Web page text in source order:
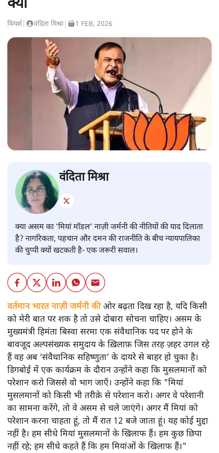
क्यों
विमर्श वंदिता मिश्रा 1 FEB, 2026
वंदिता मिश्रा
क्या असम का ‘मियां मॉडल’ नाज़ी जर्मनी की नीतियों की याद दिलाता
है? नागरिकता, पहचान और दमन की राजनीति के बीच न्यायपालिका
की चुप्पी क्यों खटकती है- एक जरूरी सवाल।
वर्तमान भारत नाज़ी जर्मनी कीओर बढ़ता दिख रहा है, यदि किसी
को मेरी बात पर शक है तो उसे दोबारा सोचना चाहिए। असम के
मुख्यमंत्री हिमंता बिस्वा सरमा एक संवैधानिक पद पर होने के
बावजूद अल्पसंख्यक समुदाय के ख़िलाफ़ जिस तरह ज़हर उगल रहे
हैं वह अब ‘संवैधानिक सहिष्णुता’ के दायरे से बाहर हो चुका है।
डिगबोई में एक कार्यक्रम के दौरान उन्होंने कहा कि मुसलमानों को
परेशान करो जिससे वो भाग जाएँ। उन्होंने कहा कि "मियां
मुसलमानों को किसी भी तरीक़े से परेशान करो। अगर वे परेशानी
का सामना करेंगे, तो वे असम से चले जाएंगे। अगर मैं मियां को
परेशान करना चाहता हूं, तो मैं रात 12 बजे जाता हूं। यह कोई मुद्दा
नहीं है। हम सीधे मियां मुसलमानों के खिलाफ हैं। हम कुछ छिपा
नहीं रहे; हम सीधे कहते हैं कि हम मियांओं के खिलाफ हैं।"